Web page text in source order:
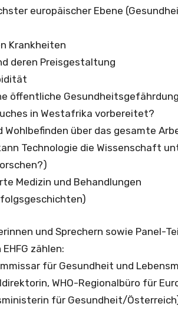
europäischer Ebene
Krankheiten
deren Preisgestaltung
öffentliche
in Westafrika vorbereitet?
Wohlbefinden über das gesamte
Technologie die Wissenschaft
Medizin und Behandlungen
und Sprechern sowie Panel-
zählen:
für Gesundheit und
WHO-Regionalbüro für
für Gesundheit/